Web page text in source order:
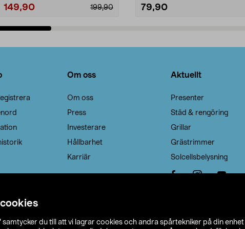
samtycker du till att vi lagrar cookies och andra spårtekniker på din enhet
199,90
149,90 79,90
Om oss
Om oss
Press
Investerare
Hållbarhet
Karriär
Aktuellt
Presenter
Städ & rengöring
Grillar
Grästrimmer
Solcellsbelysning